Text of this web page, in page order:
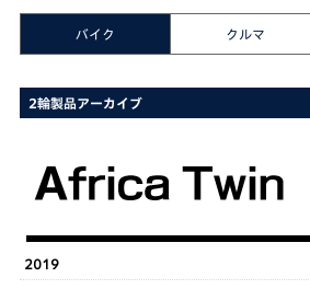
バイク クルマ
2輪製品アーカイブ
2019